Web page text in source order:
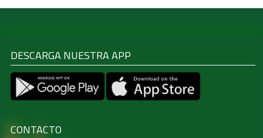
DESCARGA NUESTRA APP
CONTACTO